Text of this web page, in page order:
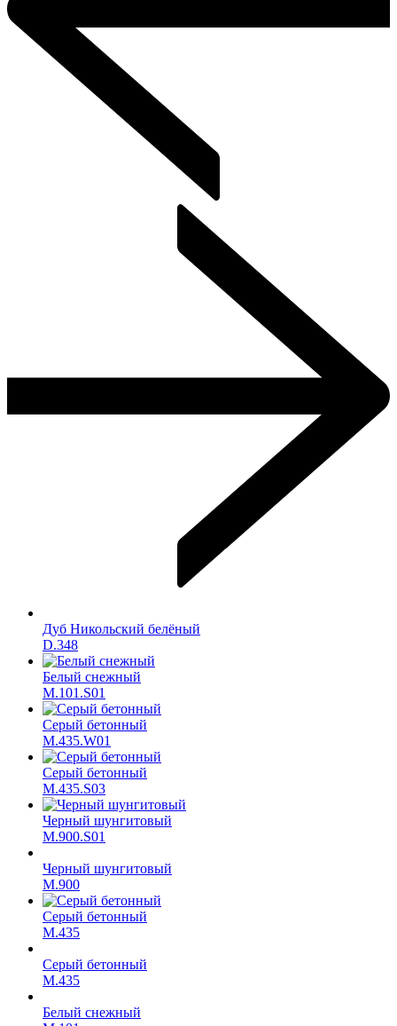
Дуб Никольский белёный
D.348
Белый снежный
M.101.S01
Серый бетонный
M.435.W01
Серый бетонный
M.435.S03
Черный шунгитовый
M.900.S01
Черный шунгитовый
M.900
Серый бетонный
М.435
Серый бетонный
М.435
Белый снежный